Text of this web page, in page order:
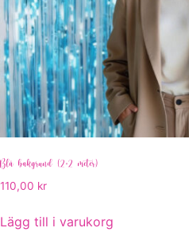
Blå bakgrund (2×2 meter)
110,00 kr
Lägg till i varukorg